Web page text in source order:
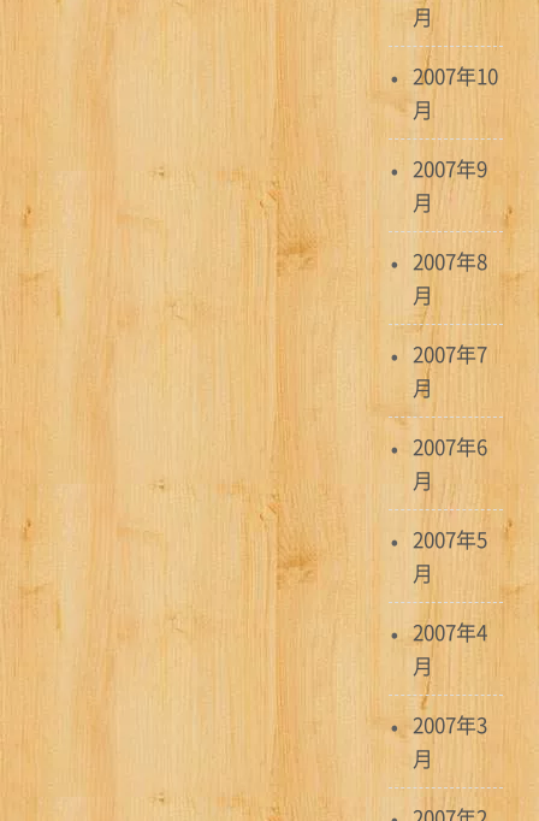
月
2007年10
月
2007年9
月
2007年8
月
2007年7
月
2007年6
月
2007年5
月
2007年4
月
2007年3
月